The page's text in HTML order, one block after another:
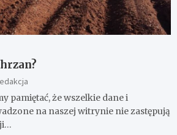
pamiętać, że wszelkie dane i
na naszej witrynie nie zastępują